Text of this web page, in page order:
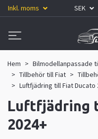
Inkl. moms SEK
Hem
Bilmodellanpassade
Tillbehör till Fiat
Luftfjädring till Fiat Ducato
Luftfjädring
2024+